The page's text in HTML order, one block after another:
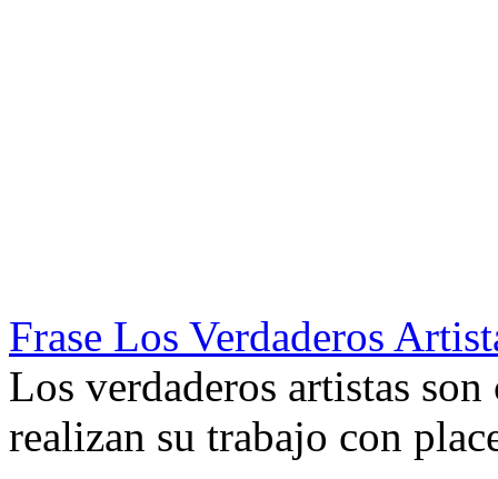
Frase Los Verdaderos
Los verdaderos artistas
realizan su trabajo con